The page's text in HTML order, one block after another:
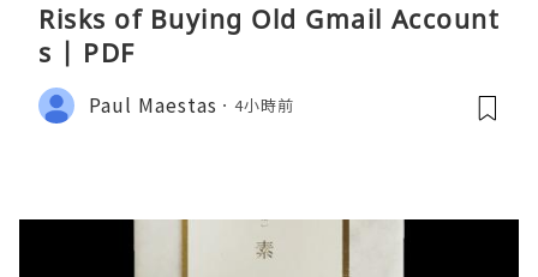
Risks of Buying Old Gmail Account
s | PDF
Paul Maestas 4小時前